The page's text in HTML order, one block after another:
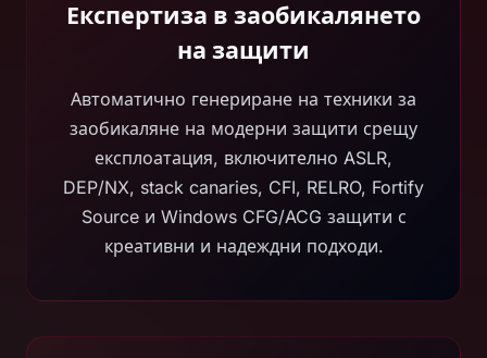
Експертиза в заобикалянето
на защити
Автоматично генериране на техники за
заобикаляне на модерни защити срещу
експлоатация, включително ASLR,
DEP/NX, stack canaries, CFI, RELRO, Fortify
Source и Windows CFG/ACG защити с
креативни и надеждни подходи.